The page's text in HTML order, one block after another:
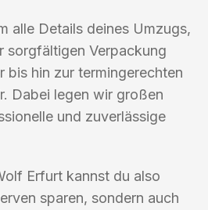
alle Details deines Umzugs,
sorgfältigen Verpackung
bis hin zur termingerechten
Dabei legen wir großen
und zuverlässige
Erfurt kannst du also
sparen, sondern auch